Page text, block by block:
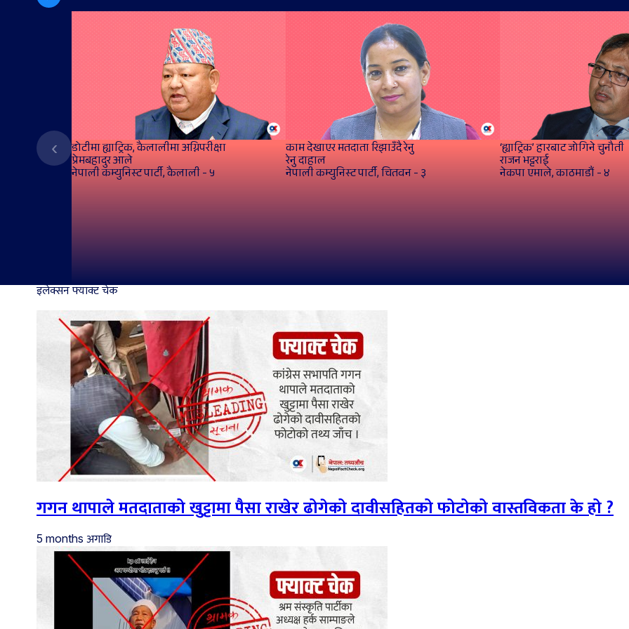
‹ डोटीमा ह्याट्रिक, कैलालीमा अग्निपरीक्षा
प्रेमबहादुर आले
नेपाली कम्युनिस्ट पार्टी, कैलाली - ५
काम देखाएर मतदाता रिझाउँदै रेनु
रेनु दाहाल
नेपाली कम्युनिस्ट पार्टी, चितवन - ३
‘ह्याट्रिक’ हारबाट जोगिने चुनौती
राजन भट्टराई
नेकपा एमाले, काठमाडौं - ४
इलेक्सन फ्याक्ट चेक
गगन थापाले मतदाताको खुट्टामा पैसा राखेर ढोगेको दावीसहितको फोटोको वास्तविकता के हो ?
5 months अगाडि